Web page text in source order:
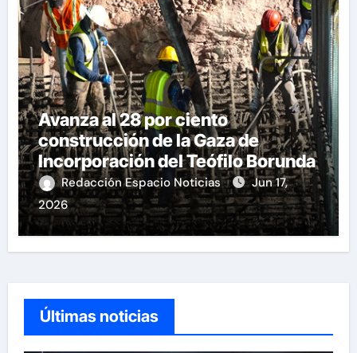
Avanza al 28 por ciento
construcción de la Gaza de
Incorporación del Teófilo Borunda
Redacción Espacio Noticias
Jun 17,
2026
Últimas noticias